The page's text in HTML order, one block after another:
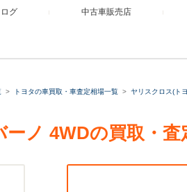
グ 中古車販売店
トヨタの車買取・車査定相場一覧 ヤリスクロス(ト
ノ 4WDの買取・